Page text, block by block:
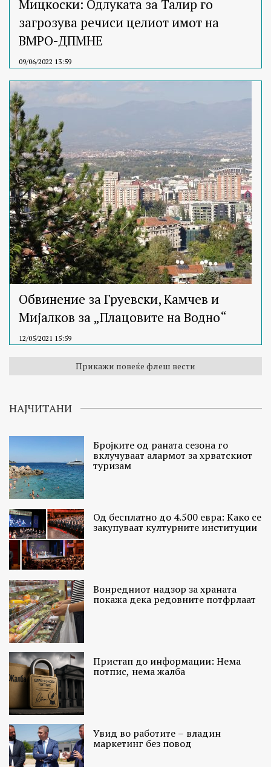
Мицкоски: Одлуката за Талир го
загрозува речиси целиот имот на
ВМРО-ДПМНЕ
09/06/2022 13:59
Обвинение за Груевски, Камчев и
Мијалков за „Плацовите на Водно“
12/05/2021 15:59
Прикажи повеќе флеш вести
НАЈЧИТАНИ
Бројките од раната сезона го
вклучуваат алармот за хрватскиот
туризам
Од бесплатно до 4.500 евра: Како се
закупуваат културните институции
Вонредниот надзор за храната
покажа дека редовните потфрлаат
Пристап до информации: Нема
потпис, нема жалба
Увид во работите – владин
маркетинг без повод